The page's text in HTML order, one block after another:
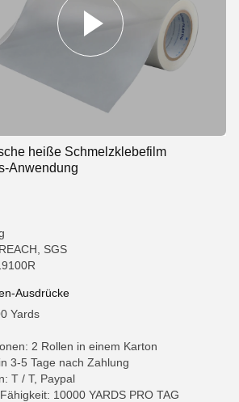
heiße Schmelzklebefilm
Anwendung
SGS
Ausdrücke
Yards
2 Rollen in einem Karton
3-5 Tage nach Zahlung
T / T, Paypal
10000 YARDS PRO TAG